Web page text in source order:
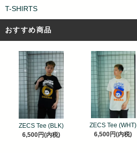
T-SHIRTS
おすすめ商品
ZECS Tee (BLK)
6,500円(内税)
ZECS Tee (WHT)
6,500円(内税)